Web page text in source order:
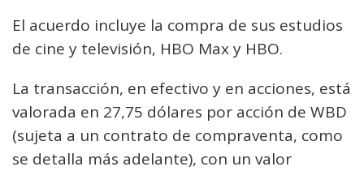
El acuerdo incluye la compra de sus estudios
de cine y televisión, HBO Max y HBO.
La transacción, en efectivo y en acciones, está
valorada en 27,75 dólares por acción de WBD
(sujeta a un contrato de compraventa, como
se detalla más adelante), con un valor